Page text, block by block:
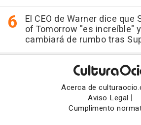
El CEO de Warner dice que
of Tomorrow "es increíble"
cambiará de rumbo tras
Acerca de
Aviso Legal |
Cumplimento